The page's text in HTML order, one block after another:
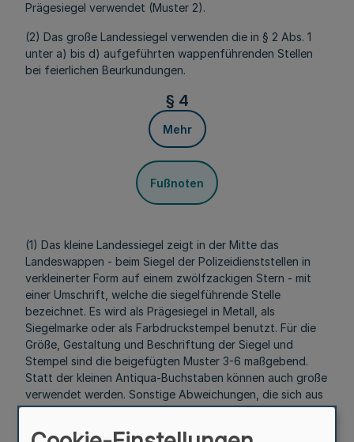
Prägesiegel verwendet (Muster 2).
(2) Das große Landessiegel verwenden die in § 2 Abs. 1
unter a) bis d) aufgeführten wappenführenden Stellen
bei feierlichen Beurkundungen.
§ 4
Mehr
Fußnoten
(1) Das kleine Landessiegel zeigt in der Mitte das
Landeswappen - beim Siegel der Polizeidienststellen in
verkleinerter Form auf einem zwölfzackigen Stern - mit
einer Umschrift, welche die siegelführende Stelle
bezeichnet. Es wird als Prägesiegel in Metall, als
Siegelmarke oder als Farbdruckstempel benutzt. Für die
Größe, Gestaltung und Beschriftung der Siegel und
Stempel sind die beigefügten Muster 3-6 maßgebend.
Statt der kleinen Antiqua-Buchstaben können auch große
verwendet werden. Sonstige Abweichungen, die sich aus
dem besonderen Verwendungszweck des Siegels im